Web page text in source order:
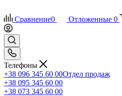
Сравнение0 Отложенные 0
Телефоны
+38 096 345 60 00Отдел продаж
+38 095 345 60 00
+38 073 345 60 00